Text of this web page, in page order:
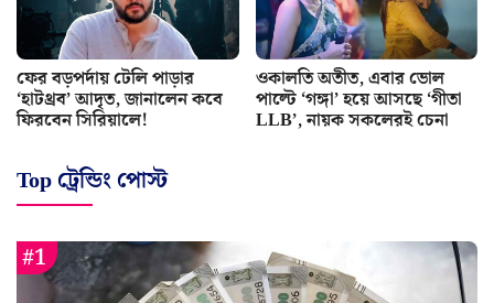
ফের বড়পর্দায় টেলি পাড়ার
‘হাটথ্রব’ আদৃত, জানালেন কবে
ফিরবেন সিরিয়ালে!
ওকালতি অতীত, এবার ভোল
পাল্টে ‘গঙ্গা’ হয়ে আসছে ‘গীতা
LLB’, নায়ক সকলেরই চেনা
Top ট্রেন্ডিং পোস্ট